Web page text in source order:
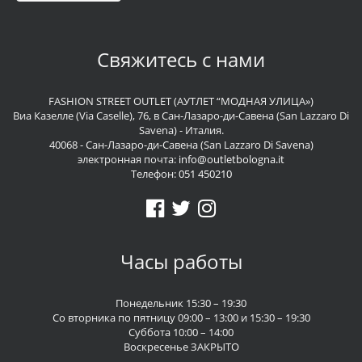
Свяжитесь с нами
FASHION STREET OUTLET (АУТЛЕТ “МОДНАЯ УЛИЦА»)
Виа Казелле (Via Caselle), 76, в Сан-Лазаро-ди-Савена (San Lazzaro Di
Savena) - Италия.
40068 - Сан-Лазаро-ди-Савена (San Lazzaro Di Savena)
электронная почта: info@outletbologna.it
Телефон:051 450210
Часы работы
Понедельник 15:30 – 19:30
Со вторника по пятницу 09:00 – 13:00 и 15:30 – 19:30
Суббота 10:00 – 14:00
Воскресенье ЗАКРЫТО